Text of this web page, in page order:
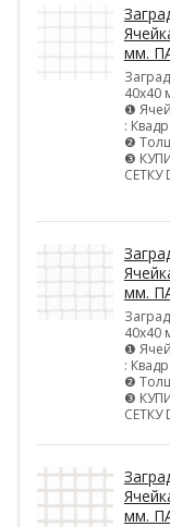
мм.
40х40
❶
:
❷
❸
СЕТКУ
мм.
40х40
❶
:
❷
❸
СЕТКУ
мм.